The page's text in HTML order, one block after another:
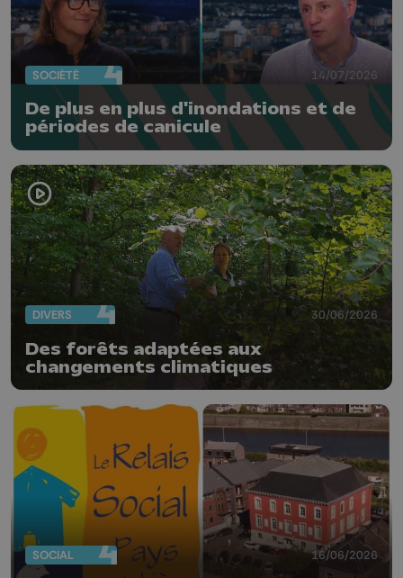
SOCIÉTÉ 14/07/2026
De plus en plus d'inondations et de
périodes de canicule
DIVERS 30/06/2026
Des forêts adaptées aux
changements climatiques
SOCIAL 16/06/2026